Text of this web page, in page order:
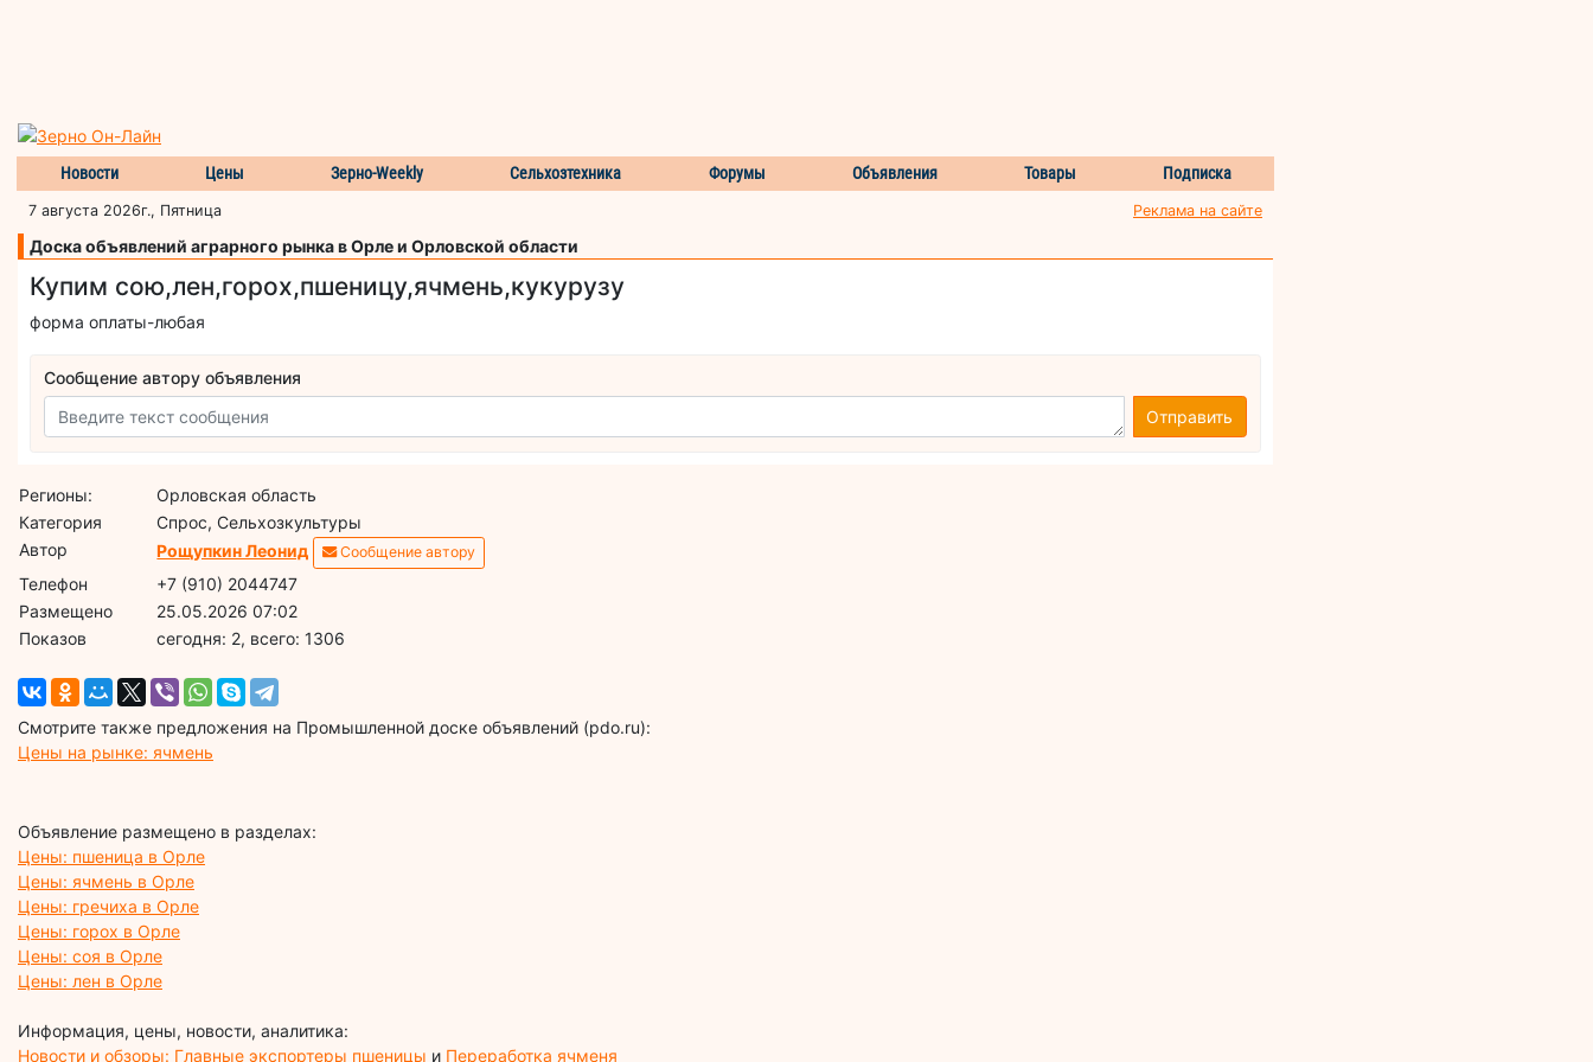
Новости Цены Зерно-Weekly Сельхозтехника Форумы Объявления Товары Подписка
7 августа 2026г., Пятница Реклама на сайте
Доска объявлений аграрного рынка в Орле и Орловской области
Купим сою,лен,горох,пшеницу,ячмень,кукурузу
форма оплаты-любая
Сообщение автору объявления
Отправить
Регионы:
Орловская область
Категория
Спрос, Сельхозкультуры
Автор
Рощупкин Леонид Сообщение автору
Телефон
+7 (910) 2044747
Размещено
25.05.2026 07:02
Показов
cегодня: 2, всего: 1306
Смотрите также предложения на Промышленной доске объявлений (pdo.ru):
Цены на рынке: ячмень
Объявление размещено в разделах:
Цены: пшеница в Орле
Цены: ячмень в Орле
Цены: гречиха в Орле
Цены: горох в Орле
Цены: соя в Орле
Цены: лен в Орле
Информация, цены, новости, аналитика:
Новости и обзоры: Главные экспортеры пшеницы и Переработка ячменя